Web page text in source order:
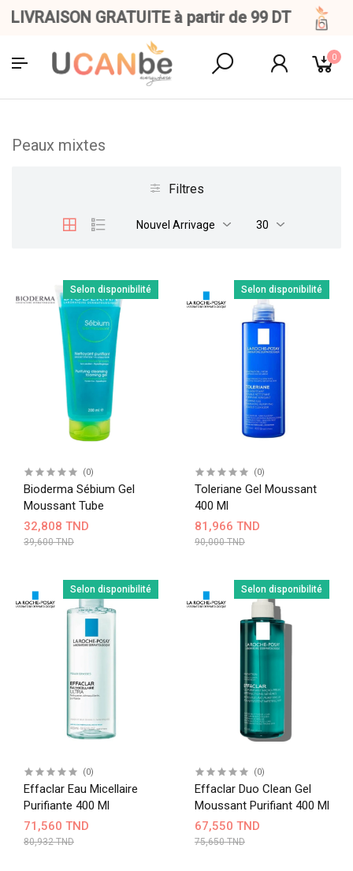
GRATUITE à partir de 99 DT
0
Peaux mixtes
Filtres
Nouvel Arrivage 30
Selon disponibilité
(0)
Bioderma Sébium Gel
Moussant Tube
32,808 TND
39,600 TND
Selon disponibilité
(0)
Toleriane Gel Moussant
400 Ml
81,966 TND
90,000 TND
Selon disponibilité
(0)
Effaclar Eau Micellaire
Purifiante 400 Ml
71,560 TND
80,932 TND
Selon disponibilité
(0)
Effaclar Duo Clean Gel
Moussant Purifiant 400 Ml
67,550 TND
75,650 TND